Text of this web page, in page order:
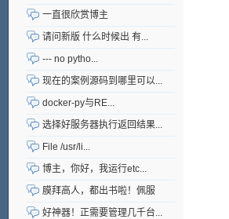
一直很欣赏博主
请问新版 什么时候出 有...
--- no pytho...
现在的案例源码到哪里可以...
docker-py与RE...
选择好服务器执行返回结果...
File /usr/li...
博主，你好，我运行etc...
膜拜高人，都出书啦！佩服
好神器！正需要管理几千台...